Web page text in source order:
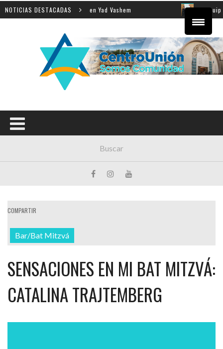
NOTICIAS DESTACADAS
de la Shoá en Yad Vashem El equipo
COMPARTIR
Bar/Bat Mitzvá
SENSACIONES EN MI BAT MITZVÁ:
CATALINA TRAJTEMBERG